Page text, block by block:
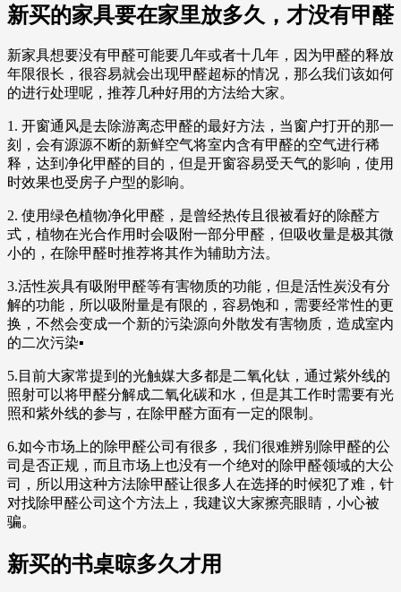
新买的家具要在家里放多久，才没有甲醛
新家具想要没有甲醛可能要几年或者十几年，因为甲醛的释放
年限很长，很容易就会出现甲醛超标的情况，那么我们该如何
的进行处理呢，推荐几种好用的方法给大家。
1. 开窗通风是去除游离态甲醛的最好方法，当窗户打开的那一
刻，会有源源不断的新鲜空气将室内含有甲醛的空气进行稀
释，达到净化甲醛的目的，但是开窗容易受天气的影响，使用
时效果也受房子户型的影响。
2. 使用绿色植物净化甲醛，是曾经热传且很被看好的除醛方
式，植物在光合作用时会吸附一部分甲醛，但吸收量是极其微
小的，在除甲醛时推荐将其作为辅助方法。
3.活性炭具有吸附甲醛等有害物质的功能，但是活性炭没有分
解的功能，所以吸附量是有限的，容易饱和，需要经常性的更
换，不然会变成一个新的污染源向外散发有害物质，造成室内
的二次污染▪
5.目前大家常提到的光触媒大多都是二氧化钛，通过紫外线的
照射可以将甲醛分解成二氧化碳和水，但是其工作时需要有光
照和紫外线的参与，在除甲醛方面有一定的限制。
6.如今市场上的除甲醛公司有很多，我们很难辨别除甲醛的公
司是否正规，而且市场上也没有一个绝对的除甲醛领域的大公
司，所以用这种方法除甲醛让很多人在选择的时候犯了难，针
对找除甲醛公司这个方法上，我建议大家擦亮眼睛，小心被
骗。
新买的书桌晾多久才用